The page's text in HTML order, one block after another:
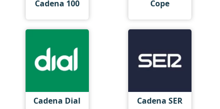
Cadena 100 Cope
Cadena Dial Cadena SER